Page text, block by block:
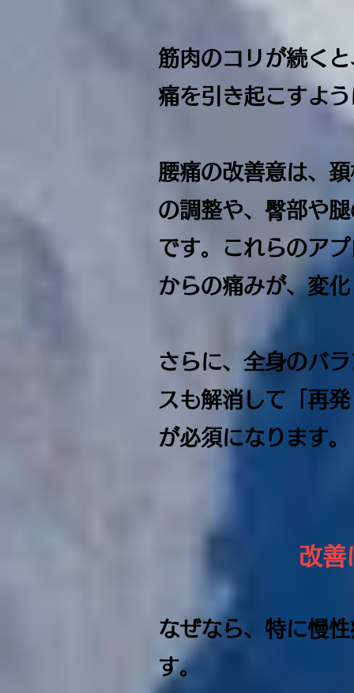
筋肉のコリが続く
痛を引き起こすよ
腰痛の改善意は、
の調整や、臀部や
です。これらのア
からの痛みが、変
さらに、全身のバ
スも解消して「再
が必須になります。
改善
なぜなら、特に慢
す。